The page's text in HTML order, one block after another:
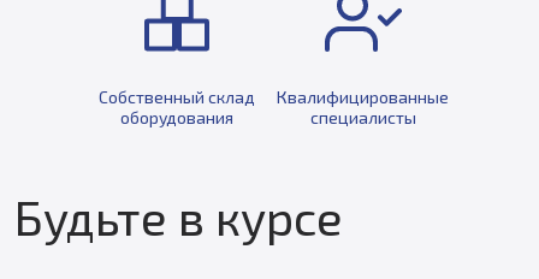
Собственный склад
оборудования
Квалифицированные
специалисты
Будьте в курсе